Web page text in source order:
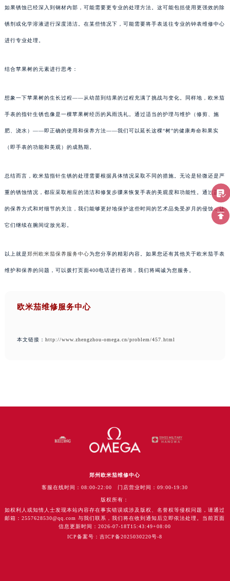
如果锈蚀已经深入到钢材内部，可能需要更专业的处理方法。这可能包括使用更强效的除
锈剂或化学溶液进行深度清洁。在某些情况下，可能需要将手表送往专业的钟表维修中心
进行专业处理。
结合苹果树的元素进行思考：
想象一下苹果树的生长过程——从幼苗到结果的过程充满了挑战与变化。同样地，欧米茄
手表的指针生锈也像是一棵苹果树经历的风雨洗礼。通过适当的护理与维护（修剪、施
肥、浇水）——即正确的使用和保养方法——我们可以延长这棵“树”的健康寿命和果实
（即手表的功能和美观）的成熟期。
总结而言，欧米茄指针生锈的处理需要根据具体情况采取不同的措施。无论是轻微还是严
重的锈蚀情况，都应采取相应的清洁和修复步骤来恢复手表的美观度和功能性。通过正确
的保养方式和对细节的关注，我们能够更好地保护这些时间的艺术品免受岁月的侵蚀，让
它们继续在腕间绽放光彩。
以上就是郑州欧米茄保养服务中心为您分享的精彩内容。如果您还有其他关于欧米茄手表
维护和保养的问题，可以拨打页面400电话进行咨询，我们将竭诚为您服务。
欧米茄维修服务中心
本文链接： http://www.zhengzhou-omega.cn/problem/457.html
郑州欧米茄维修中心
客服在线时间：08:00-22:00 门店营业时间：09:00-19:30
版权所有：
如权利人或知情人士发现本站内容存在事实错误或涉及版权、名誉权等侵权问题，请通过
邮箱：2557628530@qq.com 与我们联系，我们将在收到通知后立即依法处理。当前页面
信息更新时间：2026-07-18T15:43:49+08:00
ICP备案号：吉ICP备2025030220号-8